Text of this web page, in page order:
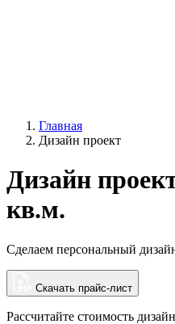
Главная
Дизайн проект
Дизайн
кв.м.
Сделаем персональный
Скачать прайс-лист
Рассчитайте стоимость